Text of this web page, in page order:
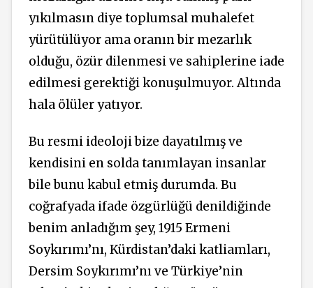
yıkılmasın diye toplumsal muhalefet
yürütülüyor ama oranın bir mezarlık
olduğu, özür dilenmesi ve sahiplerine iade
edilmesi gerektiği konuşulmuyor. Altında
hala ölüler yatıyor.
Bu resmi ideoloji bize dayatılmış ve
kendisini en solda tanımlayan insanlar
bile bunu kabul etmiş durumda. Bu
coğrafyada ifade özgürlüğü denildiğinde
benim anladığım şey, 1915 Ermeni
Soykırımı’nı, Kürdistan’daki katliamları,
Dersim Soykırımı’nı ve Türkiye’nin